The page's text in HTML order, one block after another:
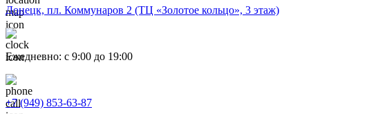
Донецк, пл. Коммунаров 2 (ТЦ «Золотое кольцо», 3 этаж)
Ежедневно: с 9:00 до 19:00
+7 (949) 853-63-87